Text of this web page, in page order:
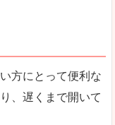
方にとって便利な
、遅くまで開いて